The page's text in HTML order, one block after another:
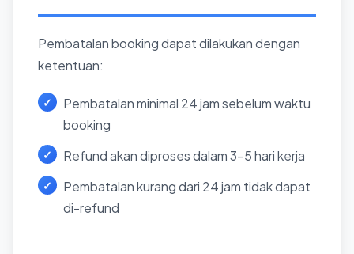
Pembatalan booking dapat dilakukan dengan
ketentuan:
Pembatalan minimal 24 jam sebelum waktu
booking
Refund akan diproses dalam 3-5 hari kerja
Pembatalan kurang dari 24 jam tidak dapat
di-refund